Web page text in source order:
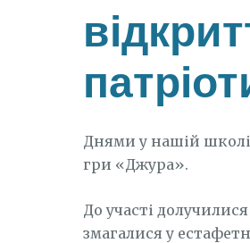
Днями у нашій школі
гри «Джура».
До участі
змагалися у